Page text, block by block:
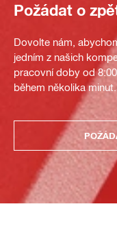
Požádat o
Dovolte nám,
jedním z našich
pracovní doby od
během několika minut.